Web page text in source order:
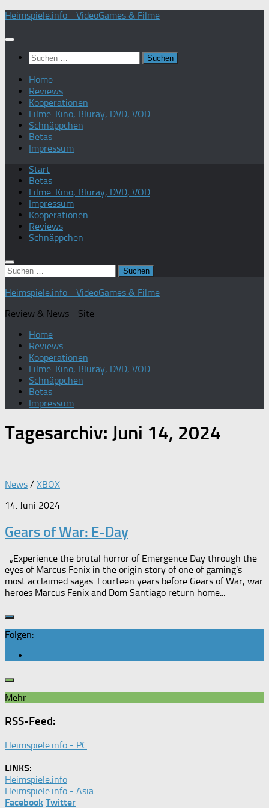
Zum
springen
Heimspiele.info - VideoGames & Filme
Suchen
nach:
Home
Reviews
Kooperationen
Filme: Kino, Bluray, DVD, VOD
Schnäppchen
Betas
Impressum
Start
Betas
Filme: Kino, Bluray, DVD, VOD
Impressum
Kooperationen
Reviews
Schnäppchen
Suchen
nach:
Heimspiele.info - VideoGames & Filme
Review & News - Site
Home
Reviews
Kooperationen
Filme: Kino, Bluray, DVD, VOD
Schnäppchen
Betas
Impressum
Tagesarchiv: Juni 14, 2024
News / XBOX
14. Juni 2024
Gears of War: E-Day
„Experience the brutal horror of Emergence Day through the
eyes of Marcus Fenix in the origin story of one of gaming’s
most acclaimed sagas.​ Fourteen years before Gears of War, war
heroes Marcus Fenix and Dom Santiago return home...
Folgen:
Mehr
RSS-Feed:
Heimspiele.info - PC
LINKS:
Heimspiele.info
Heimspiele.info - Asia
Facebook Twitter